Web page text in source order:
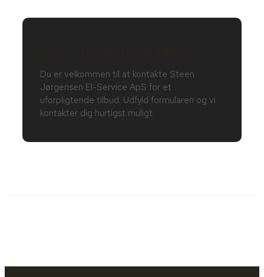
Du er velkommen til at kontakte Steen
Jørgensen El-Service ApS for et
uforpligtende tilbud. Udfyld formularen og vi
kontakter dig hurtigst muligt.